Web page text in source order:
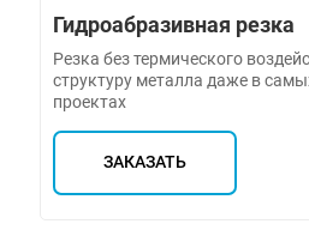
Гидроабразивная резка
Резка без термического
структуру металла даже в
проектах
ЗАКАЗАТЬ